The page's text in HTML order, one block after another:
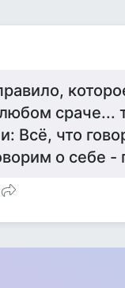
Всё, что
о себе